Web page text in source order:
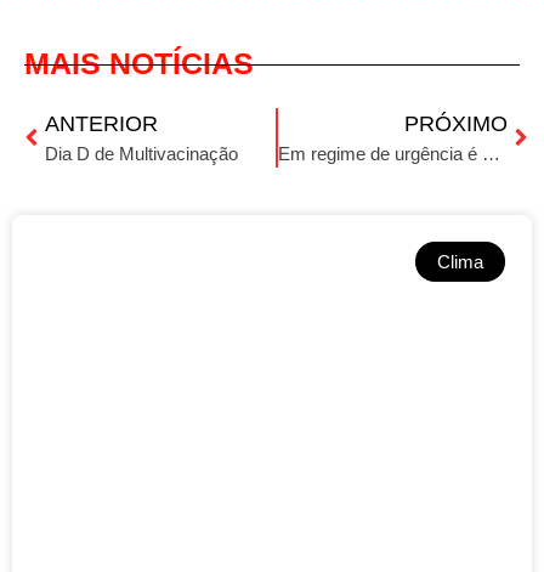
MAIS NOTÍCIAS
ANTERIOR
Dia D de Multivacinação
PRÓXIMO
Em regime de urgência é aprovado PL que equipara aborto tardio a homicídio
Clima